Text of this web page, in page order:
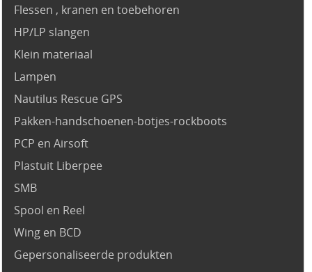
Flessen , kranen en toebehoren
HP/LP slangen
Klein materiaal
Lampen
Nautilus Rescue GPS
Pakken-handschoenen-botjes-rockboots
PCP en Airsoft
Plastuit Liberpee
SMB
Spool en Reel
Wing en BCD
Gepersonaliseerde produkten